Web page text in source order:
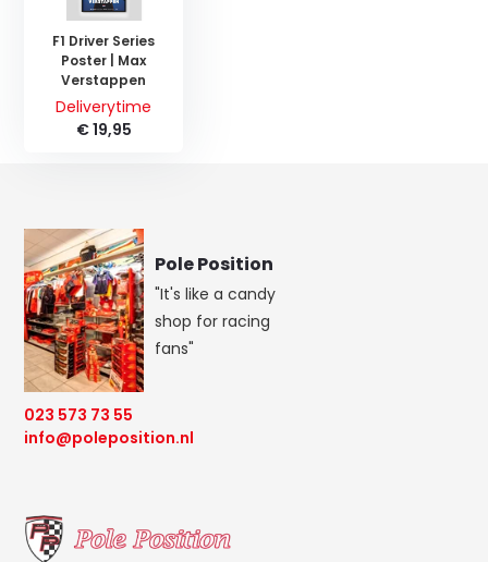
F1 Driver Series
Poster | Max
Verstappen
Deliverytime
€ 19,95
Pole Position
"It's like a candy
shop for racing
fans"
023 573 73 55
info@poleposition.nl